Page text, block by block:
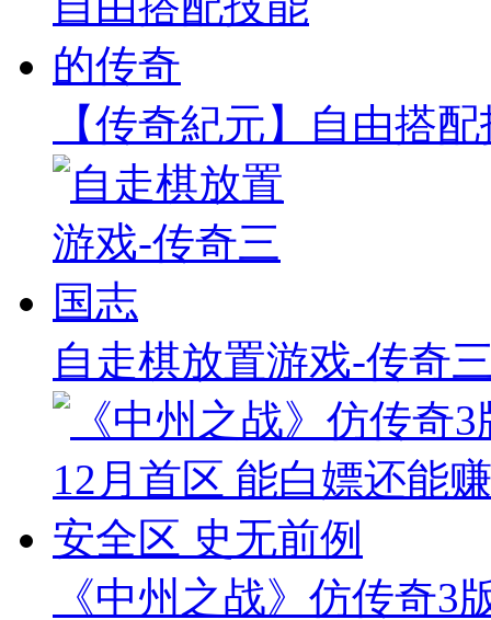
【传奇紀元】自由搭
自走棋放置游戏-传奇
《中州之战》仿传奇3